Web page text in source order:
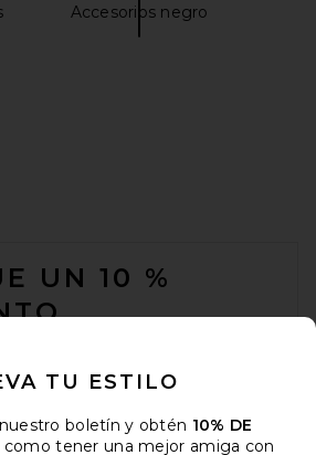
Accesorios negro
UN 10 %
en cualquier momento.
TU ESTILO
boletín y obtén 10% DE
como tener una mejor amiga con